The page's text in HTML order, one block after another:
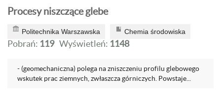
Procesy niszczące glebe
Politechnika Warszawska Chemia środowiska
Pobrań: 119 Wyświetleń: 1148
- (geomechaniczna) polega na zniszczeniu profilu glebowego
wskutek prac ziemnych, zwłaszcza górniczych. Powstaje...